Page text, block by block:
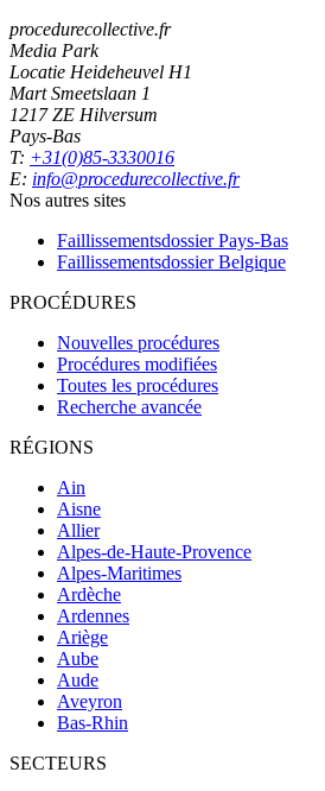
procedurecollective.fr
Media Park
Locatie Heideheuvel H1
Mart Smeetslaan 1
1217 ZE Hilversum
Pays-Bas
T: +31(0)85-3330016
E: info@procedurecollective.fr
Nos autres sites
Faillissementsdossier Pays-Bas
Faillissementsdossier Belgique
PROCÉDURES
Nouvelles procédures
Procédures modifiées
Toutes les procédures
Recherche avancée
RÉGIONS
Ain
Aisne
Allier
Alpes-de-Haute-Provence
Alpes-Maritimes
Ardèche
Ardennes
Ariège
Aube
Aude
Aveyron
Bas-Rhin
SECTEURS